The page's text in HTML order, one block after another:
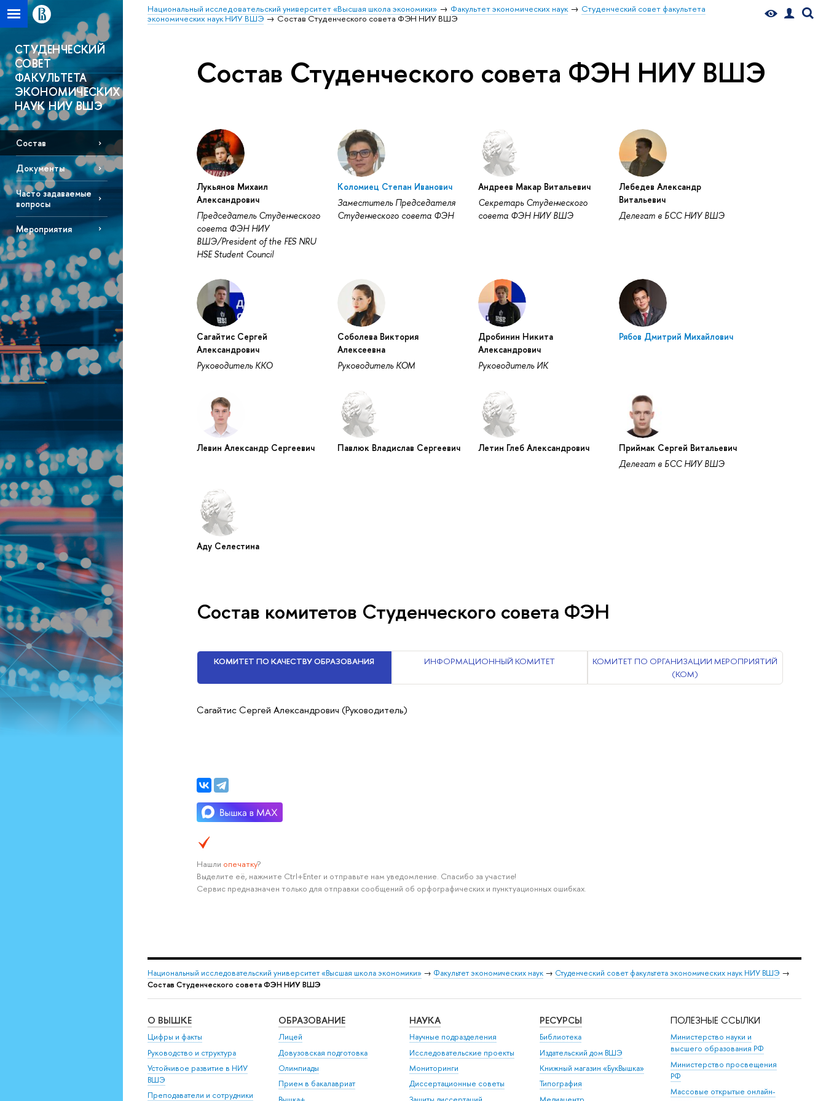
Национальный исследовательский университет «Высшая школа экономики» Факультет экономических наук
Студенческий совет факультета
экономических наук НИУ ВШЭ
Состав Студенческого совета ФЭН НИУ ВШЭ
СТУДЕНЧЕСКИЙ
СОВЕТ
ФАКУЛЬТЕТА
ЭКОНОМИЧЕСКИХ
НАУК НИУ ВШЭ
Состав
Документы
Часто задаваемые
вопросы
Мероприятия
Состав Студенческого совета ФЭН НИУ ВШЭ
Лукьянов Михаил
Александрович
Председатель Студенческого
совета ФЭН НИУ
ВШЭ/President of the FES NRU
HSE Student Council
Коломиец Степан Иванович
Заместитель Председателя
Студенческого совета ФЭН
Андреев Макар Витальевич
Секретарь Студенческого
совета ФЭН НИУ ВШЭ
Лебедев Александр
Витальевич
Делегат в БСС НИУ ВШЭ
Сагайтис Сергей
Александрович
Руководитель ККО
Соболева Виктория
Алексеевна
Руководитель КОМ
Дробинин Никита
Александрович
Руководитель ИК
Рябов Дмитрий Михайлович
Левин Александр Сергеевич Павлюк Владислав Сергеевич Летин Глеб Александрович
Приймак Сергей Витальевич
Делегат в БСС НИУ ВШЭ
Аду Селестина
Состав комитетов Студенческого совета ФЭН
КОМИТЕТ ПО КАЧЕСТВУ ОБРАЗОВАНИЯ ИНФОРМАЦИОННЫЙ КОМИТЕТ
КОМИТЕТ ПО ОРГАНИЗАЦИИ МЕРОПРИЯТИЙ
(КОМ)
Сагайтис Сергей Александрович (Руководитель)
Нашли опечатку?
Выделите её, нажмите Ctrl+Enter и отправьте нам уведомление. Спасибо за участие!
Сервис предназначен только для отправки сообщений об орфографических и пунктуационных ошибках.
Национальный исследовательский университет «Высшая школа экономики» → Факультет экономических наук → Студенческий совет факультета экономических наук НИУ ВШЭ →
Состав Студенческого совета ФЭН НИУ ВШЭ
О ВЫШКЕ
Цифры и факты
Руководство и структура
Устойчивое развитие в НИУ
ВШЭ
Преподаватели и сотрудники
ОБРАЗОВАНИЕ
Лицей
Довузовская подготовка
Олимпиады
Прием в бакалавриат
НАУКА
Научные подразделения
Исследовательские проекты
Мониторинги
Диссертационные советы
РЕСУРСЫ
Библиотека
Издательский дом ВШЭ
Книжный магазин «БукВышка»
Типография
ПОЛЕЗНЫЕ ССЫЛКИ
Министерство науки и
высшего образования РФ
Министерство просвещения
РФ
Массовые открытые онлайн-